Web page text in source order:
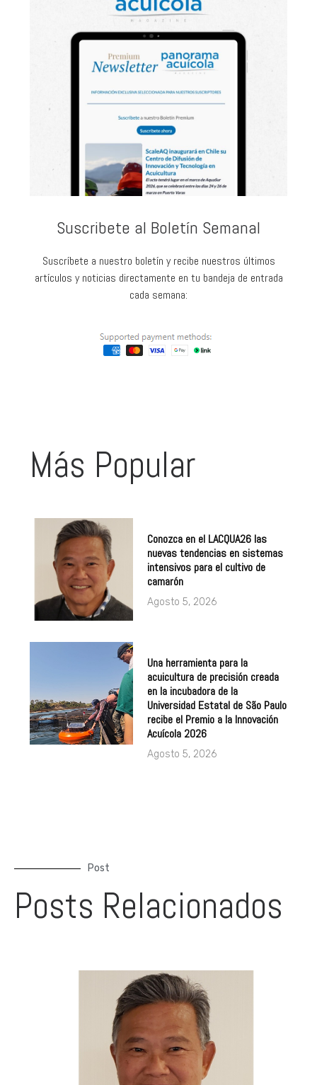
Suscribete al Boletín Semanal
Suscríbete a nuestro boletín y recibe nuestros últimos
artículos y noticias directamente en tu bandeja de entrada
cada semana:
Más Popular
Conozca en el LACQUA26 las
nuevas tendencias en sistemas
intensivos para el cultivo de
camarón
Agosto 5, 2026
Una herramienta para la
acuicultura de precisión creada
en la incubadora de la
Universidad Estatal de São Paulo
recibe el Premio a la Innovación
Acuícola 2026
Agosto 5, 2026
Post
Posts Relacionados